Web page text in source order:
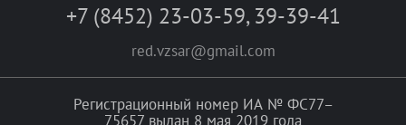
+7 (8452) 23-03-59, 39-39-41
red.vzsar@gmail.com
Регистрационный номер ИА № ФС77–
75657 выдан 8 мая 2019 года